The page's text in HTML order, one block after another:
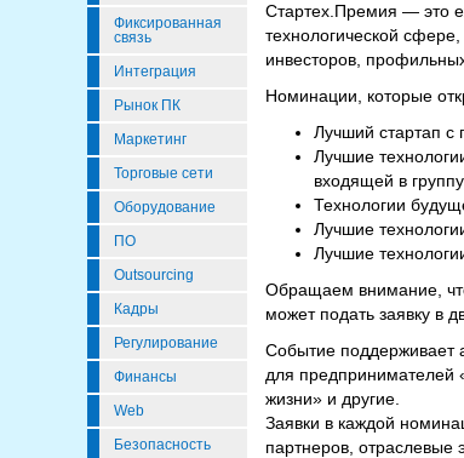
Фиксированная
связь
Интеграция
Рынок ПК
Маркетинг
Торговые сети
Оборудование
ПО
Outsourcing
Кадры
Регулирование
Финансы
Web
Безопасность
Стартех.Премия — это
технологической
инвесторов,
Номинации, которые
Лучший стартап
Лучшие
входящей в
Технологии
Лучшие
Лучшие
Обращаем внимание,
может подать заявку в
Событие поддерживает
для
жизни» и другие.
Заявки в каждой
партнеров, отраслевые